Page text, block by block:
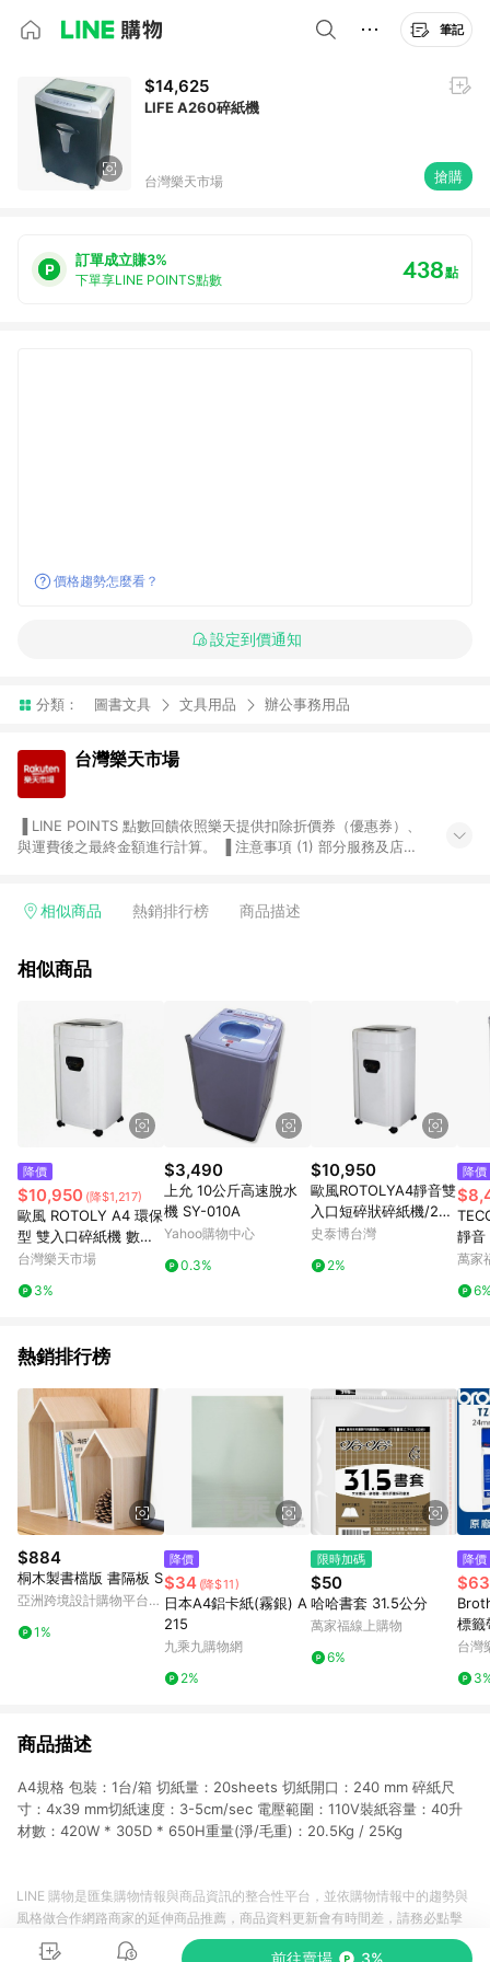
筆記
$14,625
LIFE A260碎紙機
台灣樂天市場 搶購
訂單成立賺3%
下單享LINE POINTS點數 438點
價格趨勢怎麼看？
設定到價通知
分類： 圖書文具 文具用品 辦公事務用品
台灣樂天市場
與運費後之最終金額進行計算。 ▐ 注意事項 (1) 部分服務及店家
Smart mobile、神腦生活、JS巨盛、樂天KOBO電子書，請詳閱
台灣樂天市場，並在同一瀏覽器於24小時內結帳，才享有 LINE
市場 45 天內完成訂單出貨及結帳，則不符合贈點資格。 (4) 如
使用APP、或中途瀏覽比價網、回饋網、Google等其他網頁、或
由網頁版(電腦版/手機版網頁)切換為App都將會造成追蹤中斷而
無法進行 LINE POINTS 回饋。 (5) LINE 購物為購物資訊整合性
平台，商品資料更新會有時間差，如顯示之商品規格、顏色、價
位、贈品與台灣樂天市場銷售網頁不符，以銷售網頁標示為準。
(6) 導購訂單已逾 365 天，根據台灣樂天回饋規定，逾期訂單將
點數回饋或點數回饋有爭議，台灣樂天市場保有更改條款與法律
追訴之權利，活動詳情以樂天市場網站公告為準。
相似商品 熱銷排行榜 商品描述
相似商品
降價
$10,950 (降$1,217)
歐風 ROTOLY A4 環保
型 雙入口碎紙機 數位
顯示型(3.9x39mm) /
0GM）｜領券最高折
台灣樂天市場
3%
$3,490
上允 10公斤高速脫水
機 SY-010A
Yahoo購物中心
0.3%
$10,950
歐風ROTOLYA4靜音雙
入口短碎狀碎紙機/265
GM(3.9x39mm)/環保
史泰博台灣
2%
降價
靜音
碟
萬家
熱銷排行榜
$884
桐木製書檔版 書隔板 S
亞洲跨境設計購物平台
1%
降價
$34 (降$11)
日本A4鋁卡紙(霧銀) A
215
九乘九購物網
2%
限時加碼
$50
哈哈書套 31.5公分
萬家福線上購物
6%
降價
標籤
字 )
台灣
商品描述
A4規格 包裝：1台/箱 切紙量：20sheets 切紙開口：240 mm 碎紙尺
寸：4x39 mm切紙速度：3-5cm/sec 電壓範圍：110V裝紙容量：40升
材數：420W * 305D * 650H重量(淨/毛重)：20.5Kg / 25Kg
前往賣場 3%
LINE 購物是匯集購物情報與商品資訊的整合性平台，並依購物情報中的趨勢與
風格做合作網路商家的延伸商品推薦，商品資料更新會有時間差，請務必點擊
商品至各合作網路商家，確認現售價與購物條件，一切資訊以合作廠商網頁為